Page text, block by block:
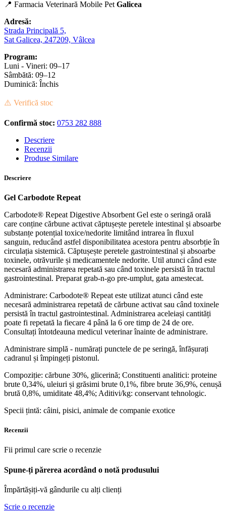
📍 Farmacia Veterinară Mobile Pet Galicea
Adresă:
Strada Principală 5,
Sat Galicea, 247209, Vâlcea
Program:
Luni - Vineri: 09–17
Sâmbătă: 09–12
Duminică: Închis
⚠️ Verifică stoc
Confirmă stoc: 0753 282 888
Descriere
Recenzii
Produse Similare
Descriere
Gel Carbodote Repeat
Carbodote® Repeat Digestive Absorbent Gel este o seringă orală
care conține cărbune activat căptușește peretele intestinal și absoarbe
substanțe potențial toxice/nedorite limitând intrarea în ﬂuxul
sanguin, reducând astfel disponibilitatea acestora pentru absorbție în
circulația sistemică. Căptușește peretele gastrointestinal și absoarbe
toxinele, otrăvurile și medicamentele nedorite. Util atunci când este
necesară administrarea repetată sau când toxinele persistă în tractul
gastrointestinal. Preparat grab-n-go pre-umplut, gata amestecat.
Administrare: Carbodote® Repeat este utilizat atunci când este
necesară administrarea repetată de cărbune activat sau când toxinele
persistă în tractul gastrointestinal. Administrarea aceleiași cantități
poate fi repetată la fiecare 4 până la 6 ore timp de 24 de ore.
Consultați întotdeauna medicul veterinar înainte de administrare.
Administrare simplă - numărați punctele de pe seringă, înfășurați
cadranul și împingeți pistonul.
Compoziție: cărbune 30%, glicerină; Constituenti analitici: proteine
brute 0,34%, uleiuri și grăsimi brute 0,1%, fibre brute 36,9%, cenușă
brută 0,8%, umiditate 48,4%; Aditivi/kg: conservant tehnologic.
Specii țintă: câini, pisici, animale de companie exotice
Recenzii
Fii primul care scrie o recenzie
Spune-ți părerea acordând o notă produsului
Împărtășiți-vă gândurile cu alți clienți
Scrie o recenzie